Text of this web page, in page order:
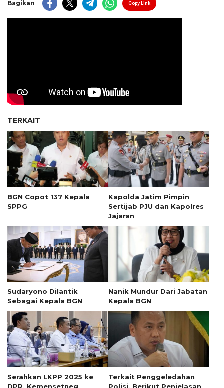
Bagikan Copy Link
TERKAIT
BGN Copot 137 Kepala
SPPG
Kapolda Jatim Pimpin
Sertijab PJU dan Kapolres
Jajaran
Sudaryono Dilantik
Sebagai Kepala BGN
Nanik Mundur Dari Jabatan
Kepala BGN
Serahkan LKPP 2025 ke
DPR, Kemensetneg
Terkait Penggeledahan
Polisi, Berikut Penjelasan